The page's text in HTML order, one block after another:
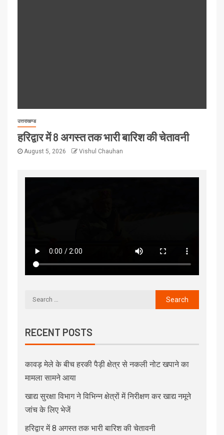
उत्तराखण्ड
हरिद्वार में 8 अगस्त तक भारी बारिश की चेतावनी
August 5, 2026 Vishul Chauhan
RECENT POSTS
कावड़ मेले के बीच हरकी पैड़ी क्षेत्र से नकली नोट खपाने का
मामला सामने आया
खाद्य सुरक्षा विभाग ने विभिन्न क्षेत्रों में निरीक्षण कर खाद्य नमूने
जांच के लिए भेजें
हरिद्वार में 8 अगस्त तक भारी बारिश की चेतावनी